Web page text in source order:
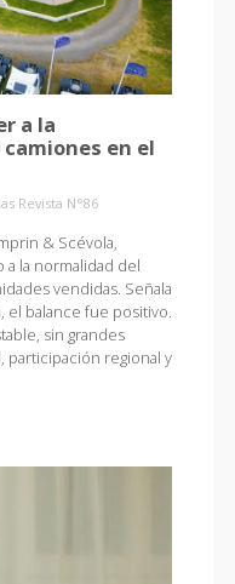
a la
en el
Revista N°86
& Scévola,
a la normalidad del
vendidas. Señala
el balance fue positivo.
sin grandes
regional y